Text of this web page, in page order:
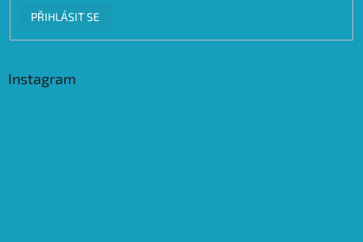
PŘIHLÁSIT SE
Instagram